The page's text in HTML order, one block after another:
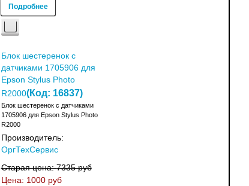
Подробнее
Блок шестеренок с
датчиками 1705906 для
Epson Stylus Photo
R2000(Код: 16837)
Блок шестеренок с датчиками
1705906 для Epson Stylus Photo
R2000
Производитель:
ОргТехСервис
Старая цена:7335 руб
Цена: 1000 руб